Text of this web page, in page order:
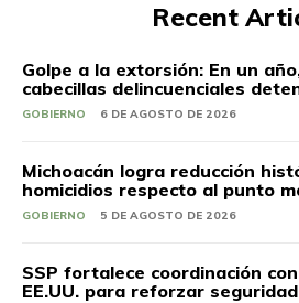
Recent
Golpe a la extorsión: En un
cabecillas delincuenciales
GOBIERNO 6 DE AGOSTO DE 2026
Michoacán logra reducción
homicidios respecto al punto
GOBIERNO 5 DE AGOSTO DE 2026
SSP fortalece coordinación
EE.UU. para reforzar